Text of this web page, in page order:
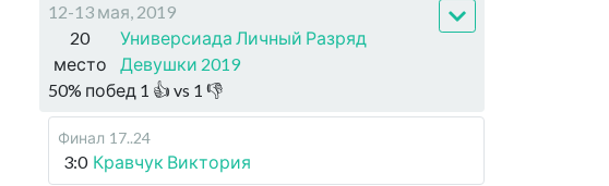
12-13 мая, 2019
20
место
Универсиада Личный Разряд
Девушки 2019
50% побед 1 👍 vs 1 👎
Финал 17..24
3:0 Кравчук Виктория